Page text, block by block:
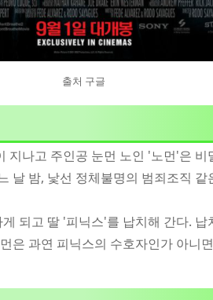
출처 구글
지나고 주인공 눈먼 노인 '노먼'은
날 밤, 낯선 정체불명의 범죄조직
되고 딸 '피닉스'를 납치해 간다.
은 과연 피닉스의 수호자인가 아니